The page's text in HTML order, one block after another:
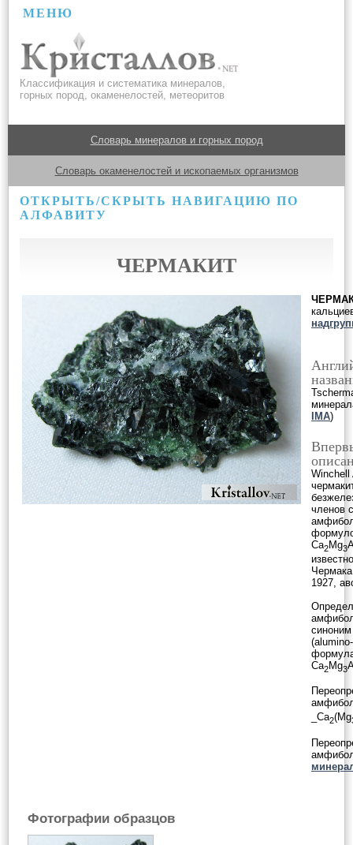
МЕНЮ
Классификация и систематика минералов,
горных пород, окаменелостей, метеоритов
Словарь минералов и горных пород
Словарь окаменелостей и ископаемых организмов
ОТКРЫТЬ/СКРЫТЬ НАВИГАЦИЮ ПО
АЛФАВИТУ
ЧЕРМАКИТ
IMA)
Winchell
членов
Ca2Mg3
1927,
Ca2Mg3
_Ca2(Mg
Фотографии образцов